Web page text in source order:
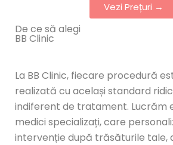
Vezi Prețuri →
De ce să alegi
BB Clinic
La BB Clinic, fiecare procedură
realizată cu același standard
indiferent de tratament. Lucrăm
medici specializați, care
intervenție după trăsăturile tale,